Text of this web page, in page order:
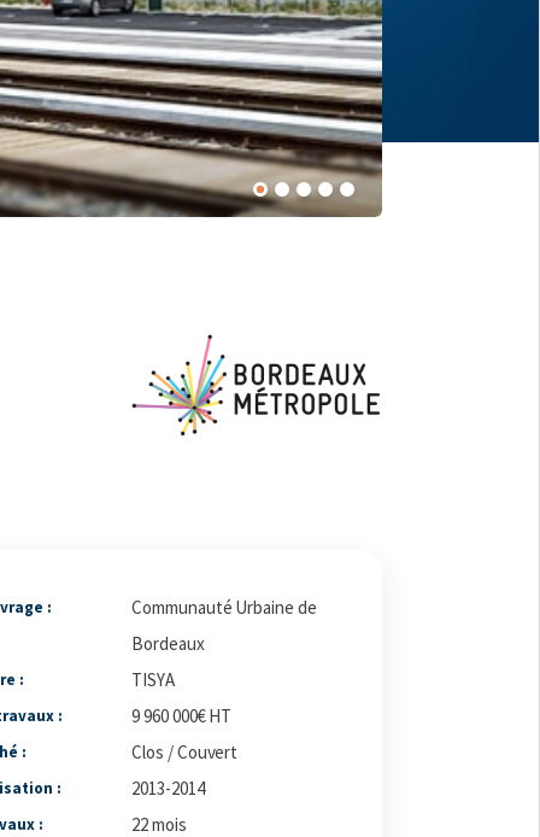
:
Communauté Urbaine de
Bordeaux
: TISYA
: 9 960 000€ HT
: Clos / Couvert
: 2013-2014
: 22 mois